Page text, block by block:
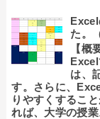
Excel
た。
【概
は、
す。さらに、
りやすくするこ
れば、大学の授